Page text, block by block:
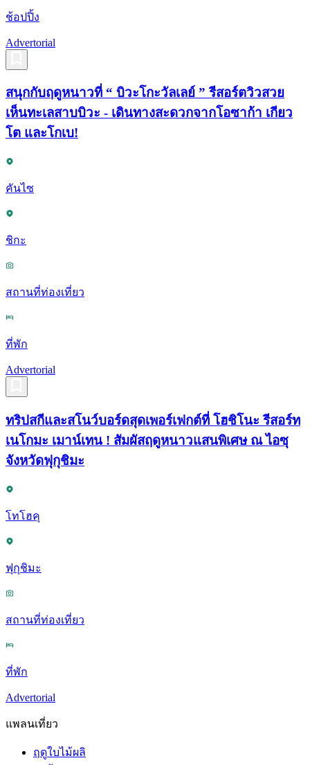
ช้อปปิ้ง
Advertorial
สนุกกับฤดูหนาวที่ “ บิวะโกะวัลเลย์ ” รีสอร์ตวิวสวย
เห็นทะเลสาบบิวะ - เดินทางสะดวกจากโอซาก้า เกียว
โต และโกเบ!
คันไซ
ชิกะ
สถานที่ท่องเที่ยว
ที่พัก
Advertorial
ทริปสกีและสโนว์บอร์ดสุดเพอร์เฟกต์ที่ โฮชิโนะ รีสอร์ท
เนโกมะ เมาน์เทน ! สัมผัสฤดูหนาวแสนพิเศษ ณ ไอซุ
จังหวัดฟุกุชิมะ
โทโฮคุ
ฟุกุชิมะ
สถานที่ท่องเที่ยว
ที่พัก
Advertorial
แพลนเที่ยว
ฤดูใบไม้ผลิ